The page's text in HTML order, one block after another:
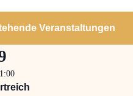
Veranstaltungen